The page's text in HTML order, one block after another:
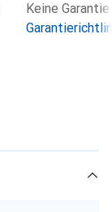
Keine Garantie